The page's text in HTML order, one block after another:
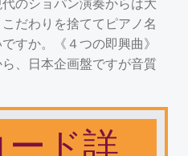
だわりを捨ててピアノ名
すか。《４つの即興曲》
、日本企画盤ですが音質
ド詳